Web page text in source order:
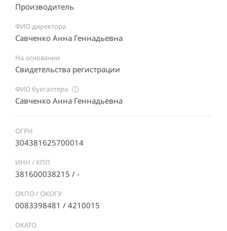
Производитель
ФИО директора
Савченко Анна Геннадьевна
На основании
Свидетельства регистрации
ФИО бухгалтера
Савченко Анна Геннадьевна
ОГРН
304381625700014
ИНН / КПП
381600038215 / -
ОКПО / ОКОГУ
0083398481 / 4210015
ОКАТО